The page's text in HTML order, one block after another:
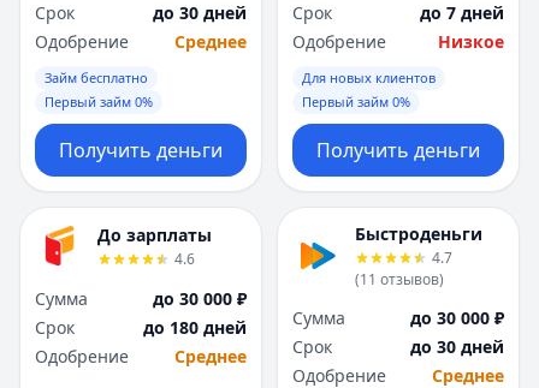
Срок
до 30 дней
Одобрение
Среднее
Займ бесплатно
Первый займ 0%
Получить деньги
Срок
до 7 дней
Одобрение
Низкое
Для новых клиентов
Первый займ 0%
Получить деньги
До зарплаты
4.6
Сумма
до 30 000 ₽
Срок
до 180 дней
Одобрение
Среднее
Быстроденьги
4.7
(11 отзывов)
Сумма
до 30 000 ₽
Срок
до 30 дней
Одобрение
Среднее